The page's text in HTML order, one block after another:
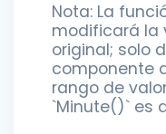
Nota: La
modificará la
original; solo
componente
rango de
`Minute()` es